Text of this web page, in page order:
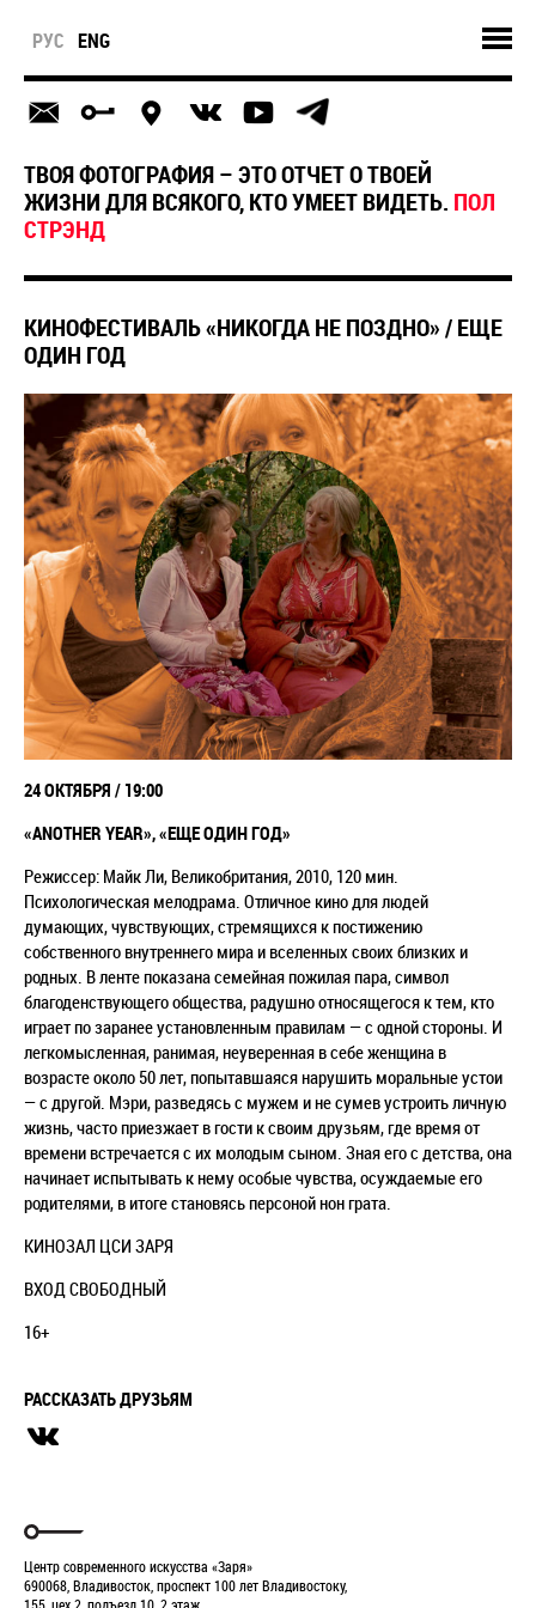
РУС ENG
ТВОЯ ФОТОГРАФИЯ – ЭТО ОТЧЕТ О ТВОЕЙ
ЖИЗНИ ДЛЯ ВСЯКОГО, КТО УМЕЕТ ВИДЕТЬ. ПОЛ
СТРЭНД
КИНОФЕСТИВАЛЬ «НИКОГДА НЕ ПОЗДНО» / ЕЩЕ
ОДИН ГОД
24 ОКТЯБРЯ / 19:00
«ANOTHER YEAR», «ЕЩЕ ОДИН ГОД»
Режиссер: Майк Ли, Великобритания, 2010, 120 мин.
Психологическая мелодрама. Отличное кино для людей
думающих, чувствующих, стремящихся к постижению
собственного внутреннего мира и вселенных своих близких и
родных. В ленте показана семейная пожилая пара, символ
благоденствующего общества, радушно относящегося к тем, кто
играет по заранее установленным правилам — с одной стороны. И
легкомысленная, ранимая, неуверенная в себе женщина в
возрасте около 50 лет, попытавшаяся нарушить моральные устои
— с другой. Мэри, разведясь с мужем и не сумев устроить личную
жизнь, часто приезжает в гости к своим друзьям, где время от
времени встречается с их молодым сыном. Зная его с детства, она
начинает испытывать к нему особые чувства, осуждаемые его
родителями, в итоге становясь персоной нон грата.
КИНОЗАЛ ЦСИ ЗАРЯ
ВХОД СВОБОДНЫЙ
16+
РАССКАЗАТЬ ДРУЗЬЯМ
Центр современного искусства «Заря»
690068, Владивосток, проспект 100 лет Владивостоку,